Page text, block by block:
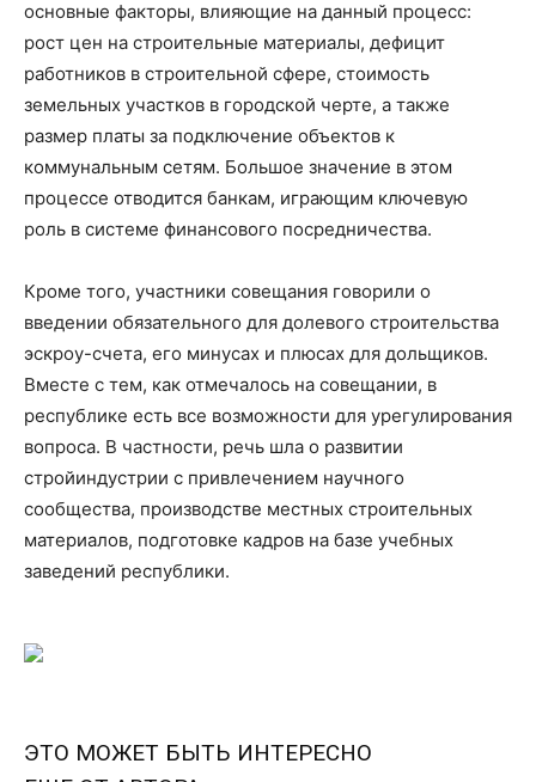
основные факторы, влияющие на данный процесс:
рост цен на строительные материалы, дефицит
работников в строительной сфере, стоимость
земельных участков в городской черте, а также
размер платы за подключение объектов к
коммунальным сетям. Большое значение в этом
процессе отводится банкам, играющим ключевую
роль в системе финансового посредничества.
Кроме того, участники совещания говорили о
введении обязательного для долевого строительства
эскроу-счета, его минусах и плюсах для дольщиков.
Вместе с тем, как отмечалось на совещании, в
республике есть все возможности для урегулирования
вопроса. В частности, речь шла о развитии
стройиндустрии с привлечением научного
сообщества, производстве местных строительных
материалов, подготовке кадров на базе учебных
заведений республики.
ЭТО МОЖЕТ БЫТЬ ИНТЕРЕСНО